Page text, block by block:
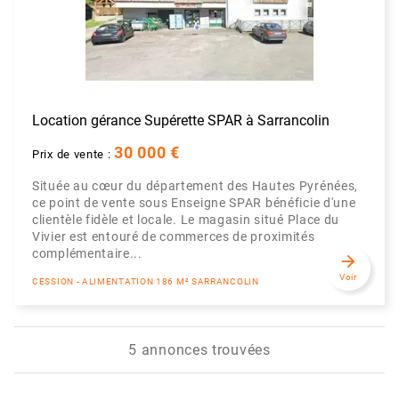
Location gérance Supérette SPAR à Sarrancolin
Prix de vente :30 000 €
Située au cœur du département des Hautes Pyrénées,
ce point de vente sous Enseigne SPAR bénéficie d'une
clientèle fidèle et locale. Le magasin situé Place du
Vivier est entouré de commerces de proximités
complémentaire...
CESSION - ALIMENTATION 186 M² SARRANCOLIN
arrow_forward
Voir
5 annonces trouvées